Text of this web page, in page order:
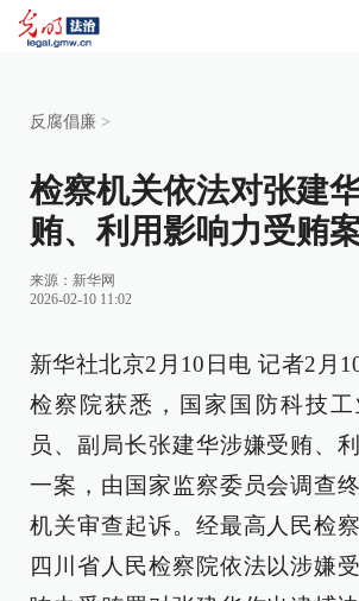
反腐倡廉 >
检察机关依法对张建
贿、利用影响力受贿
来源： 新华网
2026-02-10 11:02
新华社北京2月10日电 记者2月
检察院获悉，国家国防科技
员、副局长张建华涉嫌受贿、
一案，由国家监察委员会调查
机关审查起诉。经最高人民检
四川省人民检察院依法以涉嫌